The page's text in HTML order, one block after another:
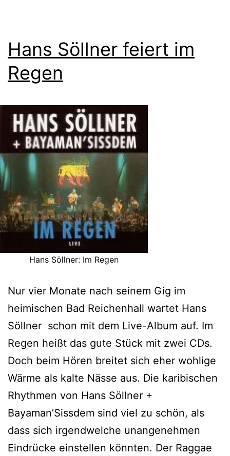
Hans Söllner feiert im
Regen
Hans Söllner: Im Regen
Nur vier Monate nach seinem Gig im
heimischen Bad Reichenhall wartet Hans
Söllner schon mit dem Live-Album auf. Im
Regen heißt das gute Stück mit zwei CDs.
Doch beim Hören breitet sich eher wohlige
Wärme als kalte Nässe aus. Die karibischen
Rhythmen von Hans Söllner +
Bayaman’Sissdem sind viel zu schön, als
dass sich irgendwelche unangenehmen
Eindrücke einstellen könnten. Der Raggae